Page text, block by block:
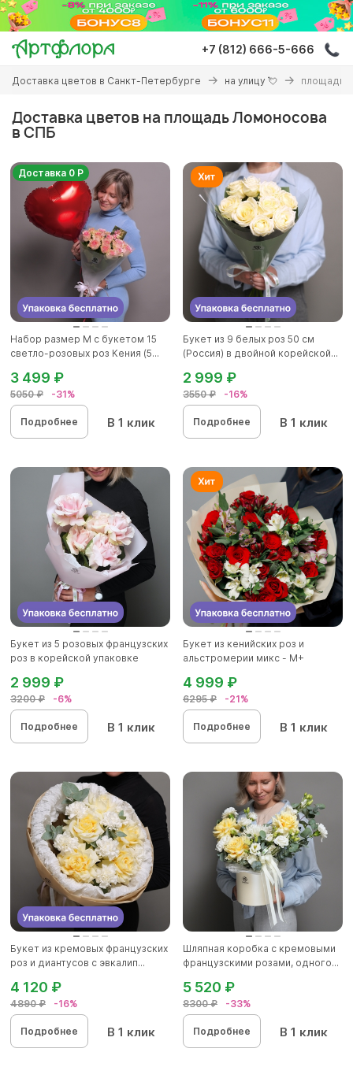
Перейти
основному
содержанию
+7 (812) 666-5-666
Вы
здесь
Доставка цветов в Санкт-Петербурге на улицу 💘 площадь
Доставка цветов на площадь Ломоносова
в СПБ
Доставка 0 Р
Набор размер M с букетом 15
светло-розовых роз Кения (5...
5050 ₽ -31%
3 499 ₽
Подробнее В 1 клик
Букет из 9 белых роз 50 см
(Россия) в двойной корейской...
3550 ₽ -16%
2 999 ₽
Подробнее В 1 клик
Букет из 5 розовых французских
роз в корейской упаковке
3200 ₽ -6%
2 999 ₽
Подробнее В 1 клик
Букет из кенийских роз и
альстромерии микс - М+
6295 ₽ -21%
4 999 ₽
Подробнее В 1 клик
Букет из кремовых французских
роз и диантусов с эвкалип...
4890 ₽ -16%
4 120 ₽
Подробнее В 1 клик
Шляпная коробка с кремовыми
французскими розами, одного...
8300 ₽ -33%
5 520 ₽
Подробнее В 1 клик